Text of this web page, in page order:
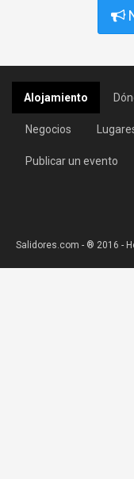
Alojamiento
Negocios
Publicar un evento
Salidores.com - ® 2016 -